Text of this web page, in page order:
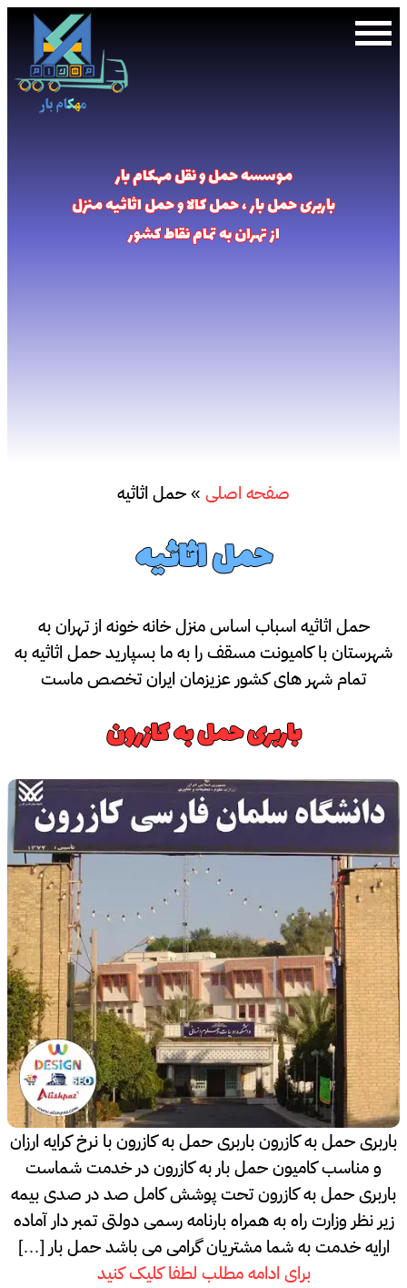
ما
موسسه حمل و نقل مهکام بار
باربری حمل بار ، حمل کالا و حمل اثاثیه منزل
از تهران به تمام نقاط کشور
صفحه اصلی »حمل اثاثیه
حمل اثاثیه
حمل اثاثیه اسباب اساس منزل خانه خونه از تهران به
شهرستان با کامیونت مسقف را به ما بسپارید حمل اثاثیه به
تمام شهر های کشور عزیزمان ایران تخصص ماست
باربری حمل به کازرون
باربری حمل به کازرون باربری حمل به کازرون با نرخ کرایه ارزان
و مناسب کامیون حمل بار به کازرون در خدمت شماست
باربری حمل به کازرون تحت پوشش کامل صد در صدی بیمه
زیر نظر وزارت راه به همراه بارنامه رسمی دولتی تمبر دار آماده
ارایه خدمت به شما مشتریان گرامی می باشد حمل بار […]
برای ادامه مطلب لطفا کلیک کنید